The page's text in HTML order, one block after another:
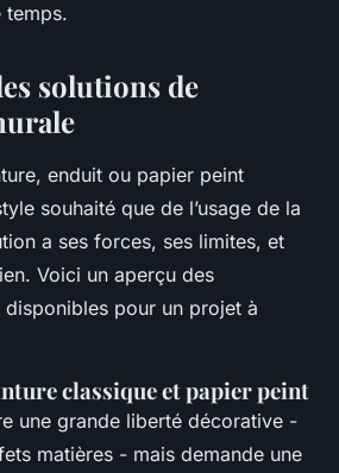
temps.
solutions de
enduit ou papier peint
souhaité que de l’usage de la
a ses forces, ses limites, et
Voici un aperçu des
pour un projet à
classique et papier peint
une grande liberté décorative -
matières - mais demande une